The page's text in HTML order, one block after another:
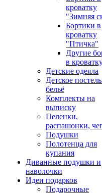
кроватку
"Зимняя
Бортики в
кроватку
"Птичка"
Другие
в
Детские одеяла
Детское
бельё
Комплекты на
выписку
Пеленки,
распашонки,
Подушки
Полотенца для
купания
Диванные подушки и
наволочки
Идеи подарков
Подарочные